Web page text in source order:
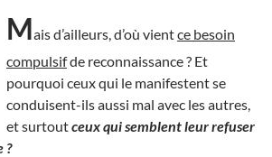
Mais d’ailleurs, d’où vientce besoin
compulsifde reconnaissance ? Et
pourquoi ceux qui le manifestent se
conduisent-ils aussi mal avec les autres,
et surtoutceux qui semblent leur refuser
?